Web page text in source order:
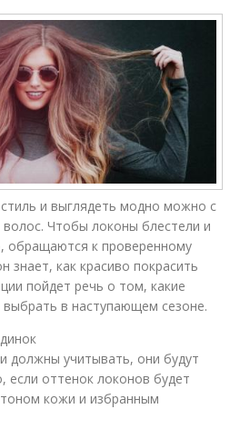
и выглядеть модно можно с
Чтобы локоны блестели и
обращаются к проверенному
знает, как красиво покрасить
пойдет речь о том, какие
выбрать в наступающем сезоне.
должны учитывать, они будут
если оттенок локонов будет
кожи и избранным